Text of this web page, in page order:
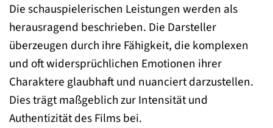
Die schauspielerischen Leistungen werden als
herausragend beschrieben. Die Darsteller
überzeugen durch ihre Fähigkeit, die komplexen
und oft widersprüchlichen Emotionen ihrer
Charaktere glaubhaft und nuanciert darzustellen.
Dies trägt maßgeblich zur Intensität und
Authentizität des Films bei.